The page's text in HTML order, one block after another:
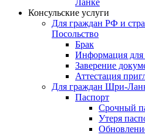
Ланке
Консульские услуги
Для граждан РФ и
Посольство
Брак
Информация для
Заверение
Аттестация
Для граждан Шри-
Паспорт
Срочный
Утеря